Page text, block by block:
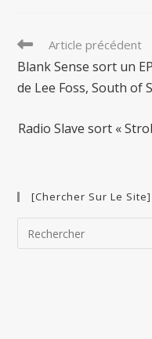
Read
more
articles
Article précédent
Blank Sense sort un
de Lee Foss, South of
Radio Slave sort «
[Chercher Sur Le Site]